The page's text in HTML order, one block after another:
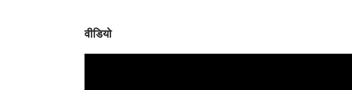
वीडियो